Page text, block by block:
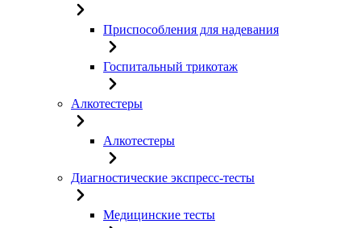
Приспособления для надевания
Госпитальный трикотаж
Алкотестеры
Алкотестеры
Диагностические экспресс-тесты
Медицинские тесты